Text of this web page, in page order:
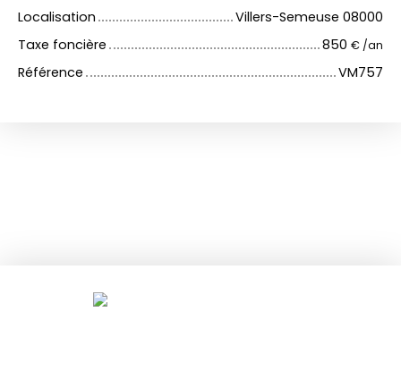
Localisation
Villers-Semeuse 08000
Taxe foncière
850 € /an
Référence VM757